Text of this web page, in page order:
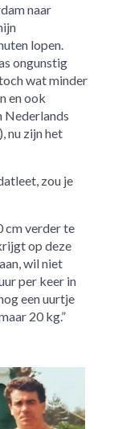
naar
lopen.
ongunstig
wat minder
en ook
Nederlands
nu zijn het
zou je
cm verder te
op deze
wil niet
per keer in
een uurtje
20 kg.”